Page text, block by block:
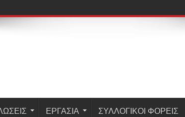
ΕΡΓΑΣΊΑ ΣΥΛΛΟΓΙΚΟΙ ΦΟΡΕΙΣ